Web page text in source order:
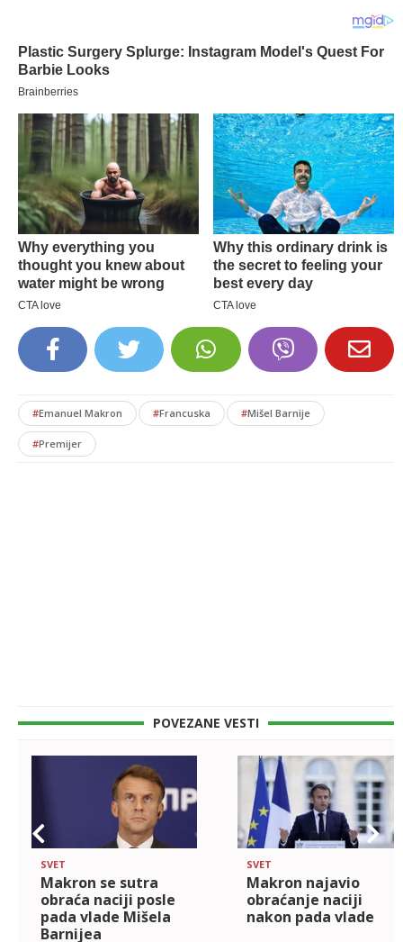
#Emanuel Makron #Francuska #Mišel Barnije
#Premijer
POVEZANE VESTI
SVET
Makron se sutra
obraća naciji posle
pada vlade Mišela
Barnijea
SVET
Makron najavio
obraćanje naciji
nakon pada vlade